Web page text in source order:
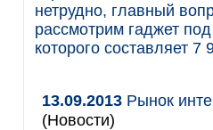
нетрудно, главный
рассмотрим гаджет
которого составляет 7
13.09.2013 Рынок
(Новости)